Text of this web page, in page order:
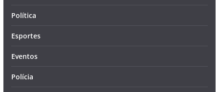
Política
Esportes
Eventos
Polícia